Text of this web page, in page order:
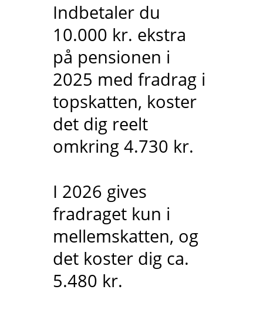
Indbetaler du
10.000 kr. ekstra
på pensionen i
2025 med fradrag i
topskatten, koster
det dig reelt
omkring 4.730 kr.
I 2026 gives
fradraget kun i
mellemskatten, og
det koster dig ca.
5.480 kr.